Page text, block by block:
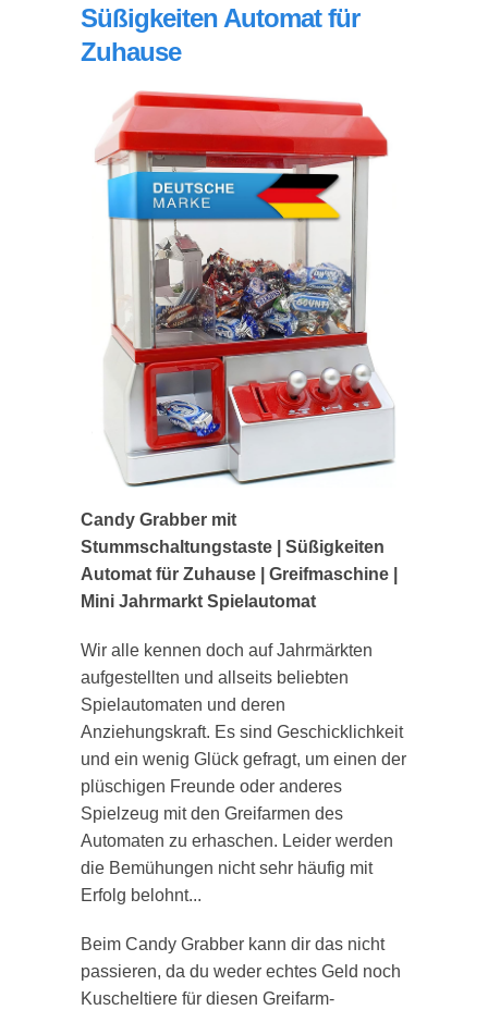
Süßigkeiten Automat für
Zuhause
Candy Grabber mit
Stummschaltungstaste | Süßigkeiten
Automat für Zuhause | Greifmaschine |
Mini Jahrmarkt Spielautomat
Wir alle kennen doch auf Jahrmärkten
aufgestellten und allseits beliebten
Spielautomaten und deren
Anziehungskraft. Es sind Geschicklichkeit
und ein wenig Glück gefragt, um einen der
plüschigen Freunde oder anderes
Spielzeug mit den Greifarmen des
Automaten zu erhaschen. Leider werden
die Bemühungen nicht sehr häufig mit
Erfolg belohnt...
Beim Candy Grabber kann dir das nicht
passieren, da du weder echtes Geld noch
Kuscheltiere für diesen Greifarm-